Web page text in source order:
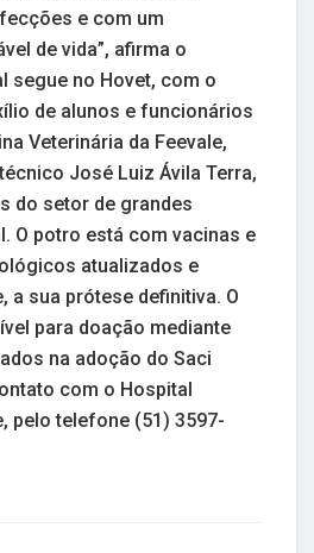
e com um
de vida”, afirma o
segue no Hovet, com o
de alunos e funcionários
Veterinária da Feevale,
José Luiz Ávila Terra,
do setor de grandes
O potro está com vacinas e
atualizados e
a sua prótese definitiva. O
para doação mediante
na adoção do Saci
com o Hospital
pelo telefone (51) 3597-